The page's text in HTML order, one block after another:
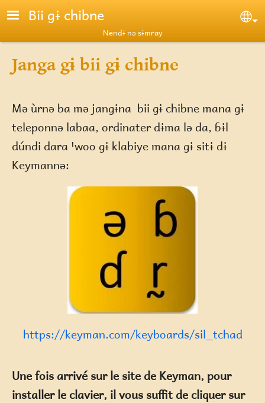
Skip to main content
Bii gɨ chibne
Nendɨ nə sɨmray
Janga gɨ bii gɨ chibne
Mə ùrnə ba mə jangɨna bii gɨ chibne mana gɨ
teleponnə labaa, ordinater dɨma lə da, ɓɨl
dúndi dara ꞌwoo gɨ klabiye mana gɨ sitɨ dɨ
Keymannə:
https://keyman.com/keyboards/sil_tchad
Une fois arrivé sur le site de Keyman, pour
installer le clavier, il vous suffit de cliquer sur